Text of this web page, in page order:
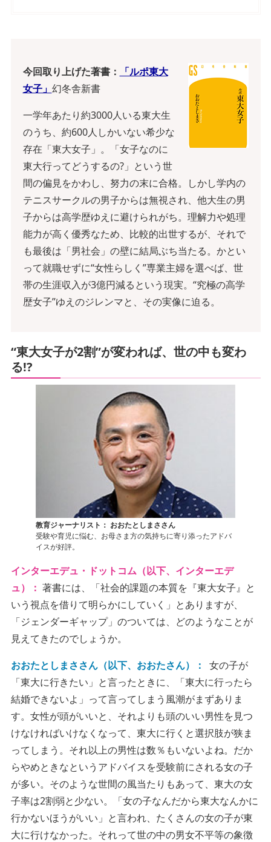
今回取り上げた著書：
「ルポ東大
女子」 幻冬舎新書
一学年あたり約3000人いる東大生
のうち、約600人しかいない希少な
存在「東大女子」。「女子なのに
東大行ってどうするの?」という世
間の偏見をかわし、努力の末に合格。しかし学内の
テニスサークルの男子からは無視され、他大生の男
子からは高学歴ゆえに避けられがち。理解力や処理
能力が高く優秀なため、比較的出世するが、それで
も最後は「男社会」の壁に結局ぶち当たる。かとい
って就職せずに“女性らしく”専業主婦を選べば、世
帯の生涯収入が3億円減るという現実。“究極の高学
歴女子”ゆえのジレンマと、その実像に迫る。
“東大女子が2割”が変われば、世の中も変わ
る!?
教育ジャーナリスト： おおたとしまささん
受験や育児に悩む、お母さま方の気持ちに寄り添ったアドバ
イスが好評。
インターエデュ・ドットコム（以下、インターエデ
ュ）： 著書には、「社会的課題の本質を『東大女子』と
いう視点を借りて明らかにしていく」とありますが、
「ジェンダーギャップ」のついては、どのようなことが
見えてきたのでしょうか。
おおたとしまささん（以下、おおたさん）： 女の子が
「東大に行きたい」と言ったときに、「東大に行ったら
結婚できないよ」って言ってしまう風潮がまずありま
す。女性が頭がいいと、それよりも頭のいい男性を見つ
けなければいけなくなって、東大に行くと選択肢が狭ま
ってしまう。それ以上の男性は数％もいないよね。だか
らやめときなというアドバイスを受験前にされる女の子
が多い。そのような世間の風当たりもあって、東大の女
子率は2割弱と少ない。「女の子なんだから東大なんかに
行かないほうがいい」と言われ、たくさんの女の子が東
大に行けなかった。それって世の中の男女不平等の象徴